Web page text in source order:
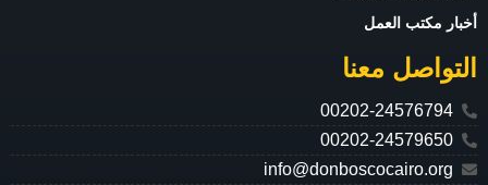
أخبار مكتب العمل
التواصل معنا
00202-24576794
00202-24579650
info@donboscocairo.org